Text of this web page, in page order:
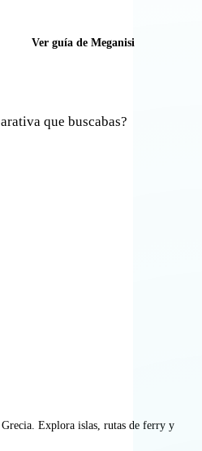
Ver guía de Meganisi
que buscabas?
Explora islas, rutas de ferry y